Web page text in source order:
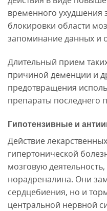
временного ухудшения
блокировки области
запоминание данных и
Длительный прием
причиной деменции и
предотвращения
препараты последнего
Гипотензивные и
Действие
гипертонической
мозговую
норадреналина. Они
сердцебиения, но и
центральной нервной